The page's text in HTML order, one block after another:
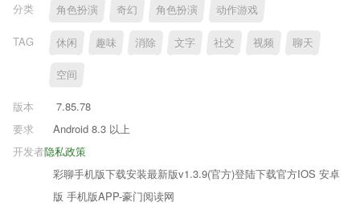
分类
角色扮演 奇幻 角色扮演 动作游戏
TAG 休闲 趣味 消除 文字 社交 视频 聊天
空间
版本
7.85.78
要求
Android 8.3 以上
隐私政策
开发者
彩聊手机版下载安装最新版v1.3.9(官方)登陆下载官方IOS 安卓
版 手机版APP-豪门阅读网